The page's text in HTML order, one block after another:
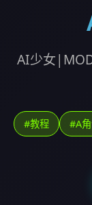
AI少女
#教程 #A